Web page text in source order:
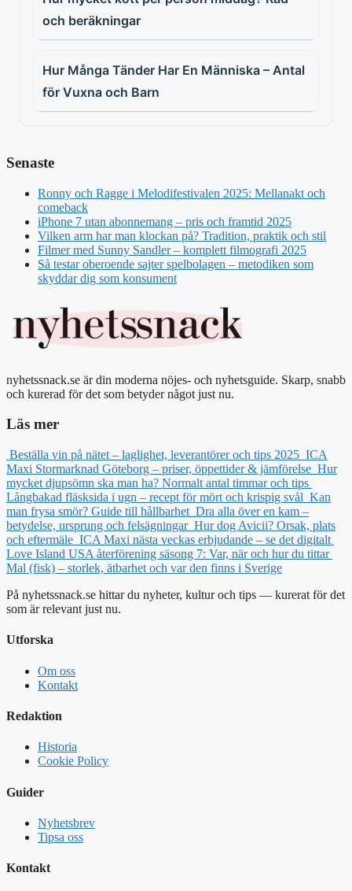
och beräkningar
Hur Många Tänder Har En Människa – Antal
för Vuxna och Barn
Senaste
Ronny och Ragge i Melodifestivalen 2025: Mellanakt och
comeback
iPhone 7 utan abonnemang – pris och framtid 2025
Vilken arm har man klockan på? Tradition, praktik och stil
Filmer med Sunny Sandler – komplett filmografi 2025
Så testar oberoende sajter spelbolagen – metodiken som
skyddar dig som konsument
nyhetssnack.se är din moderna nöjes- och nyhetsguide. Skarp, snabb
och kurerad för det som betyder något just nu.
Läs mer
Beställa vin på nätet – laglighet, leverantörer och tips 2025 ICA
Maxi Stormarknad Göteborg – priser, öppettider & jämförelse Hur
mycket djupsömn ska man ha? Normalt antal timmar och tips
Långbakad fläsksida i ugn – recept för mört och krispig svål Kan
man frysa smör? Guide till hållbarhet Dra alla över en kam –
betydelse, ursprung och felsägningar Hur dog Avicii? Orsak, plats
och eftermäle ICA Maxi nästa veckas erbjudande – se det digitalt
Love Island USA återförening säsong 7: Var, när och hur du tittar
Mal (fisk) – storlek, ätbarhet och var den finns i Sverige
På nyhetssnack.se hittar du nyheter, kultur och tips — kurerat för det
som är relevant just nu.
Utforska
Om oss
Kontakt
Redaktion
Historia
Cookie Policy
Guider
Nyhetsbrev
Tipsa oss
Kontakt